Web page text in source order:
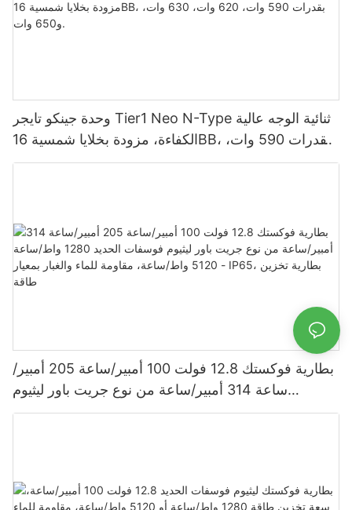
وحدة جينكو تايجر Tier1 Neo N-Type ثنائية الوجه عالية
الكفاءة، مزودة بخلايا شمسية 16BB، بقدرات 590 وات،
620 وات، 630 وات، و650 وات.
بطارية فوكستك 12.8 فولت 100 أمبير/ساعة 205 أمبير/
ساعة 314 أمبير/ساعة من نوع جريت باور ليثيوم
فوسفات الحديد 1280 واط/ساعة - 5120 واط/ساعة،